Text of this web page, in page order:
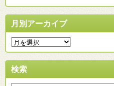
月別アーカイブ
検索